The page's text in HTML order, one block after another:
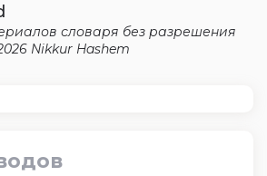
словаря без разрешения
Nikkur Hashem